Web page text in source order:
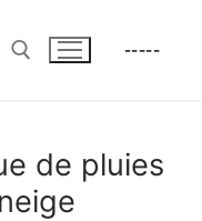
-----
de pluies